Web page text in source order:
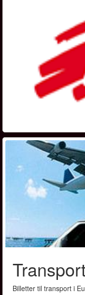
Billetter til transport i